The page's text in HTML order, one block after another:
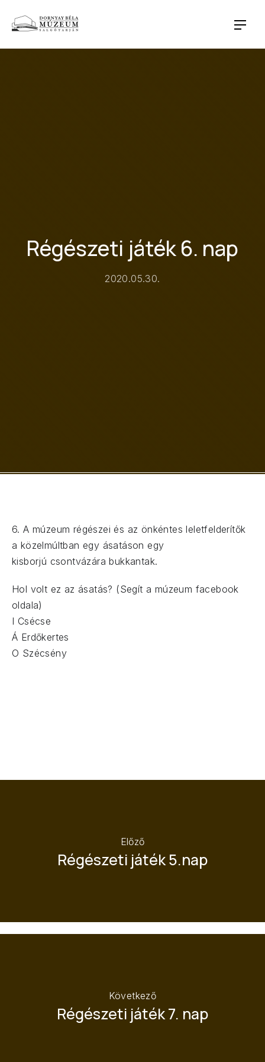
Régészeti játék 6. nap
2020.05.30.
6. A múzeum régészei és az önkéntes leletfelderítők
a közelmúltban egy ásatáson egy
kisborjú csontvázára bukkantak.
Hol volt ez az ásatás? (Segít a múzeum facebook
oldala)
I Csécse
Á Erdőkertes
O Szécsény
Előző
Régészeti játék 5.nap
Következő
Régészeti játék 7. nap